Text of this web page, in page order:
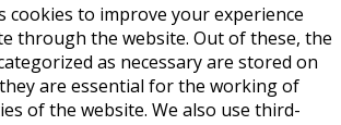
cookies to improve your experience
through the website. Out of these, the
as necessary are stored on
are essential for the working of
of the website. We also use third-